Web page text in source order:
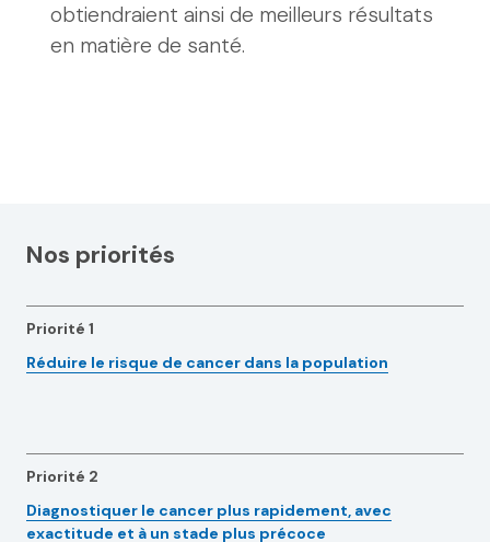
obtiendraient ainsi de meilleurs résultats
en matière de santé.
Nos priorités
Priorité 1
Réduire le risque de cancer dans la population
Priorité 2
Diagnostiquer le cancer plus rapidement, avec
exactitude et à un stade plus précoce